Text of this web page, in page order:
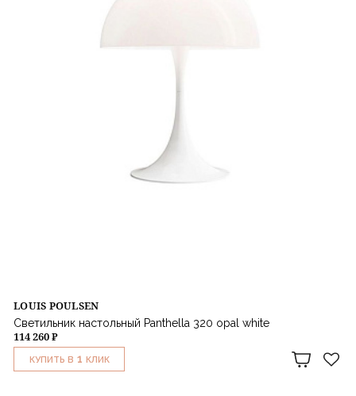
LOUIS POULSEN
Светильник настольный Panthella 320 opal white
114 260 ₽
КУПИТЬ В 1 КЛИК